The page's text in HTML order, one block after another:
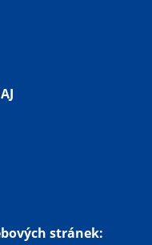
stránek: